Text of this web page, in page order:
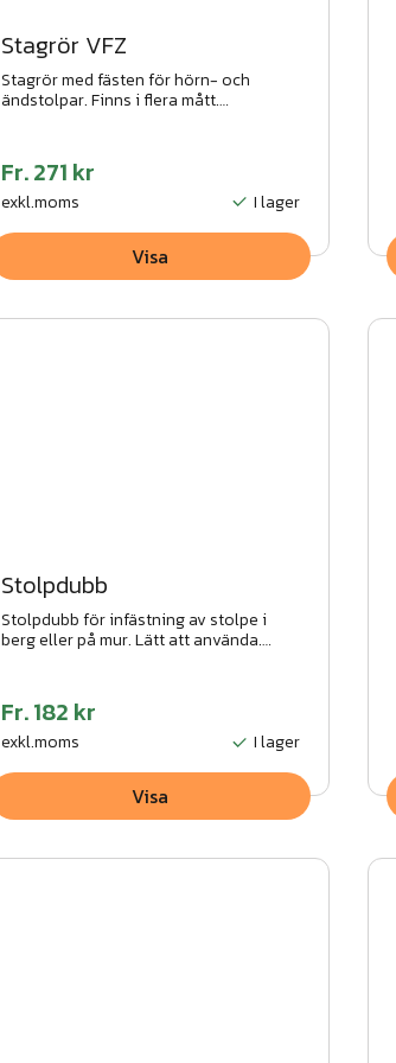
Stagrör VFZ
Stagrör med fästen för hörn- och
ändstolpar. Finns i flera mått.
Fr.271 kr
exkl.moms I lager
Visa
Stolpdubb
Stolpdubb för infästning av stolpe i
berg eller på mur. Lätt att använda.
Fr.182 kr
exkl.moms I lager
Visa